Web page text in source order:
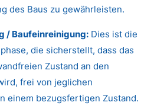
des Baus zu gewährleisten.
/ Baufeinreinigung: Dies ist die
die sicherstellt, dass das
Zustand an den
frei von jeglichen
einem bezugsfertigen Zustand.